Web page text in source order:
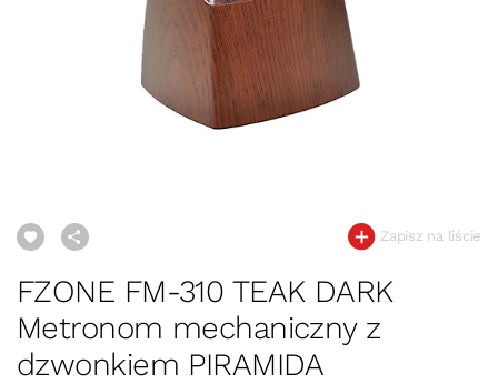
Zapisz na liście
FZONE FM-310 TEAK DARK
Metronom mechaniczny z
dzwonkiem PIRAMIDA